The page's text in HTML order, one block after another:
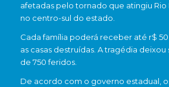
afetadas pelo tornado que atingiu Rio
no centro-sul do estado.
Cada família poderá receber até r$
as casas destruídas. A tragédia
de 750 feridos.
De acordo com o governo estadual,